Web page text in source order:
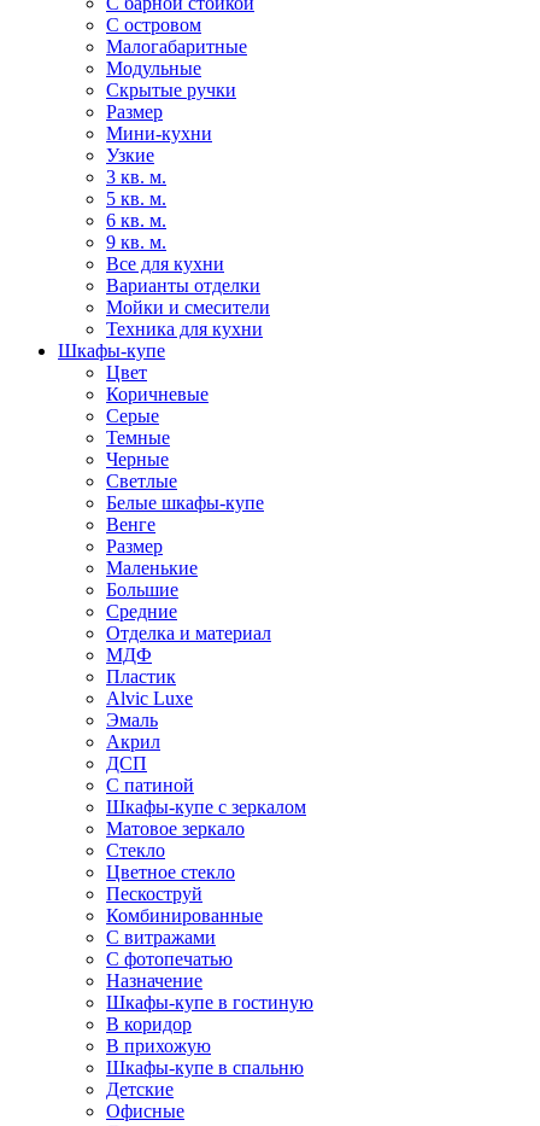
С островом
Малогабаритные
Модульные
Скрытые ручки
Размер
Мини-кухни
Узкие
3 кв. м.
5 кв. м.
6 кв. м.
9 кв. м.
Все для кухни
Варианты отделки
Мойки и смесители
Техника для кухни
Шкафы-купе
Цвет
Коричневые
Серые
Темные
Черные
Светлые
Белые шкафы-купе
Венге
Размер
Маленькие
Большие
Средние
Отделка и материал
МДФ
Пластик
Alvic Luxe
Эмаль
Акрил
ДСП
С патиной
Шкафы-купе с зеркалом
Матовое зеркало
Стекло
Цветное стекло
Пескоструй
Комбинированные
С витражами
С фотопечатью
Назначение
Шкафы-купе в гостиную
В коридор
В прихожую
Шкафы-купе в спальню
Детские
Офисные